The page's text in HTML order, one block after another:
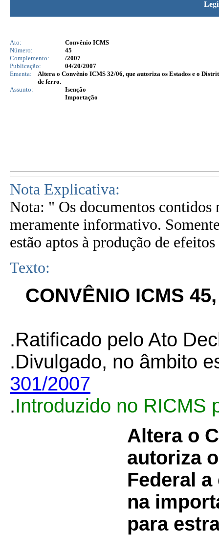
Ato:
Convênio ICMS
Número:
45
Complemento:
/2007
Publicação:
04/20/2007
Ementa:
Altera o Convênio ICMS 32/06, que autoriza os Estados e o
de ferro.
Assunto:
Isenção
Importação
Nota Explicativa:
Nota: " Os documentos contidos
meramente informativo.
estão aptos à produção de
Texto:
CONVÊNIO ICMS
.Ratificado pelo Ato
.Divulgado, no âmbito
301/2007
.Introduzido no RICMS
Altera o
autoriza
Federal
na
para